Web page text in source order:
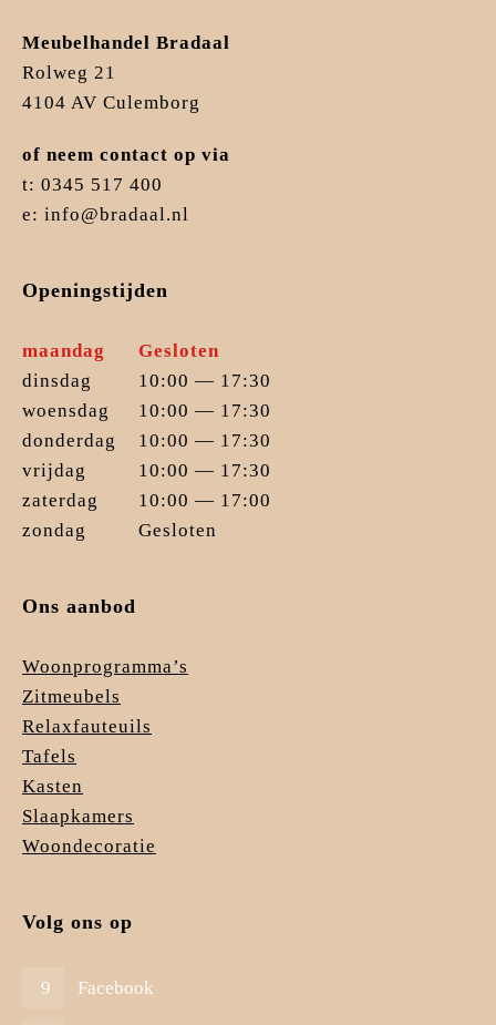
Meubelhandel Bradaal
Rolweg 21
4104 AV Culemborg
of neem contact op via
t: 0345 517 400
e: info@bradaal.nl
Openingstijden
maandag
Gesloten
dinsdag
10:00 — 17:30
woensdag
10:00 — 17:30
donderdag
10:00 — 17:30
vrijdag
10:00 — 17:30
zaterdag
10:00 — 17:00
zondag
Gesloten
Ons aanbod
Woonprogramma’s
Zitmeubels
Relaxfauteuils
Tafels
Kasten
Slaapkamers
Woondecoratie
Volg ons op
Facebook